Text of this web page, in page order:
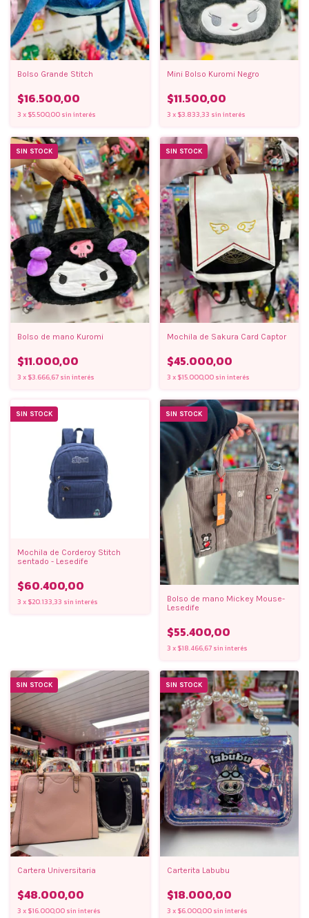
Bolso Grande Stitch
$16.500,00
3 x $5.500,00 sin interés
Mini Bolso Kuromi Negro
$11.500,00
3 x $3.833,33 sin interés
SIN STOCK
Bolso de mano Kuromi
$11.000,00
3 x $3.666,67 sin interés
SIN STOCK
Mochila de Sakura Card Captor
$45.000,00
3 x $15.000,00 sin interés
SIN STOCK
Mochila de Corderoy Stitch
sentado - Lesedife
$60.400,00
3 x $20.133,33 sin interés
SIN STOCK
Bolso de mano Mickey Mouse-
Lesedife
$55.400,00
3 x $18.466,67 sin interés
SIN STOCK
Cartera Universitaria
$48.000,00
3 x $16.000,00 sin interés
SIN STOCK
Carterita Labubu
$18.000,00
3 x $6.000,00 sin interés